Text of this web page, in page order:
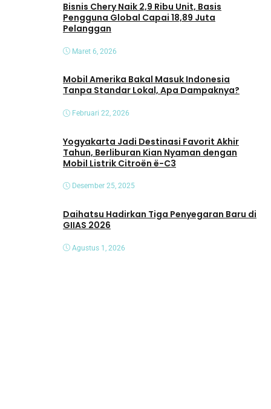
Bisnis Chery Naik 2,9 Ribu Unit, Basis
Pengguna Global Capai 18,89 Juta
Pelanggan
Maret 6, 2026
Mobil Amerika Bakal Masuk Indonesia
Tanpa Standar Lokal, Apa Dampaknya?
Februari 22, 2026
Yogyakarta Jadi Destinasi Favorit Akhir
Tahun, Berliburan Kian Nyaman dengan
Mobil Listrik Citroën ë-C3
Desember 25, 2025
Daihatsu Hadirkan Tiga Penyegaran Baru di
GIIAS 2026
Agustus 1, 2026